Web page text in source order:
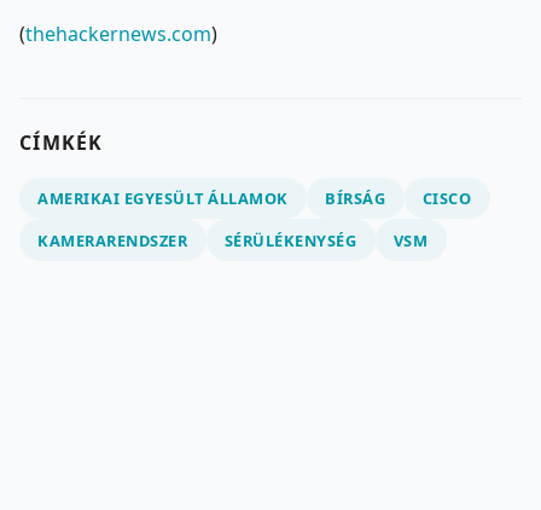
(thehackernews.com)
CÍMKÉK
AMERIKAI EGYESÜLT ÁLLAMOK BÍRSÁG
CISCO
KAMERARENDSZER
SÉRÜLÉKENYSÉG VSM